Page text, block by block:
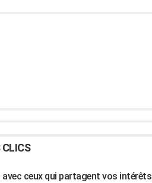
CLICS
ceux qui partagent vos intérêts